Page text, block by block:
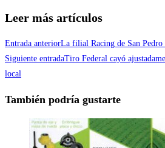
Leer más artículos
Entrada anteriorLa filial Racing de San Pedro
Siguiente entradaTiro Federal cayó
local
También podría gustarte